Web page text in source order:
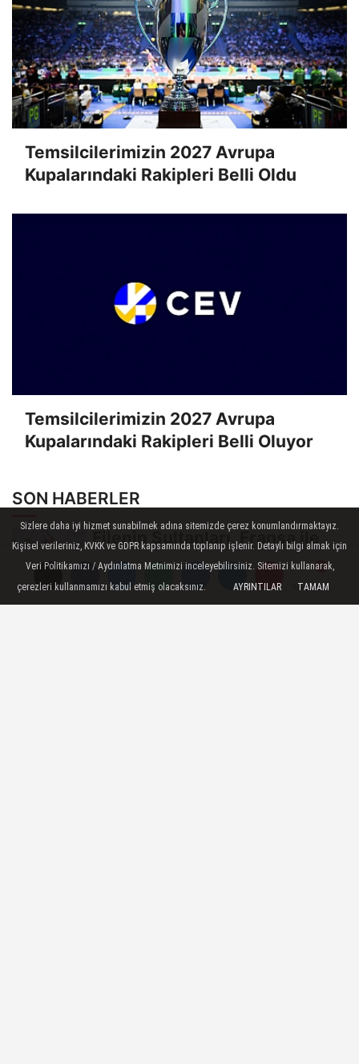
Yorumlar
Yorumlar
Temsilcilerimizin 2027 Avrupa
Kupalarındaki Rakipleri Belli Oldu
Temsilcilerimizin 2027 Avrupa
Kupalarındaki Rakipleri Belli Oluyor
SON HABERLER
Filenin Sultanları, Fransa ile
Hazırlık Maçı Oynadı
U17 Kız Milli Takımımız, Dünya
Yorumlar
Sizlere daha iyi hizmet sunabilmek adına sitemizde çerez konumlandırmaktayız.
Kişisel verileriniz, KVKK ve GDPR kapsamında toplanıp işlenir. Detaylı bilgi almak için
Veri Politikamızı / Aydınlatma Metnimizi inceleyebilirsiniz. Sitemizi kullanarak,
çerezleri kullanmamızı kabul etmiş olacaksınız.
AYRINTILAR TAMAM